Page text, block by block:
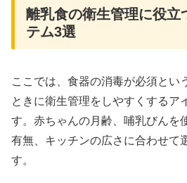
離乳食の衛生管理に役立
テム3選
ここでは、食器の消毒が必須とい
ときに衛生管理をしやすくするア
す。赤ちゃんの月齢、哺乳びんを
有無、キッチンの広さに合わせて
す。